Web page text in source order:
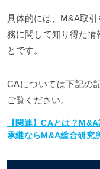
具体的には、M&A取
務に関して知り得た情
とです。
CAについては下記の
ご覧ください。
【関連】CAとは？
承継ならM&A総合研究